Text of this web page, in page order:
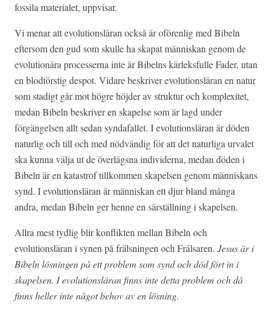
fossila materialet, uppvisar.
Vi menar att evolutionsläran också är oförenlig med Bibeln
eftersom den gud som skulle ha skapat människan genom de
evolutionära processerna inte är Bibelns kärleksfulle Fader, utan
en blodtörstig despot. Vidare beskriver evolutionsläran en natur
som stadigt går mot högre höjder av struktur och komplexitet,
medan Bibeln beskriver en skapelse som är lagd under
förgängelsen allt sedan syndafallet. I evolutionsläran är döden
naturlig och till och med nödvändig för att det naturliga urvalet
ska kunna välja ut de överlägsna individerna, medan döden i
Bibeln är en katastrof tillkommen skapelsen genom människans
synd. I evolutionsläran är människan ett djur bland många
andra, medan Bibeln ger henne en särställning i skapelsen.
Allra mest tydlig blir konflikten mellan Bibeln och
evolutionsläran i synen på frälsningen och Frälsaren. Jesus är i
Bibeln lösningen på ett problem som synd och död fört in i
skapelsen. I evolutionsläran finns inte detta problem och då
finns heller inte något behov av en lösning.